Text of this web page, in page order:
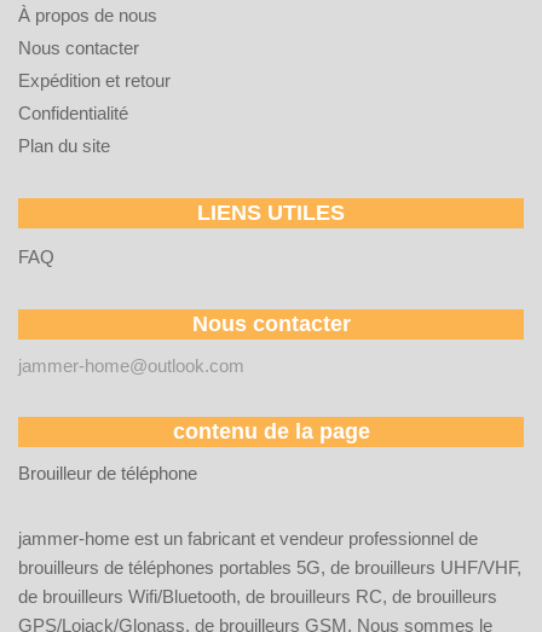
À propos de nous
Nous contacter
Expédition et retour
Confidentialité
Plan du site
LIENS UTILES
FAQ
Nous contacter
jammer-home@outlook.com
contenu de la page
Brouilleur de téléphone
jammer-home est un fabricant et vendeur professionnel de
brouilleurs de téléphones portables 5G, de brouilleurs UHF/VHF,
de brouilleurs Wifi/Bluetooth, de brouilleurs RC, de brouilleurs
GPS/Lojack/Glonass, de brouilleurs GSM. Nous sommes le